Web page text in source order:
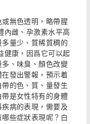
無色透明，略帶腥
內雌、孕激素水平高
量少、質稀質稠的
健康，因爲它可以起
、味臭、顏色改變
發出警報，預示着
的色、質、量發生
是女性特有的身體
病的表現，需要及
些症狀表現呢？白